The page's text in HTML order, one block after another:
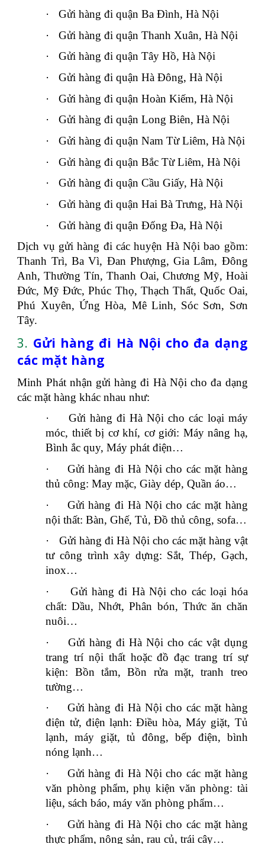
·
Gửi hàng đi quận Ba Đình, Hà Nội
·
Gửi hàng đi quận Thanh Xuân, Hà Nội
·
Gửi hàng đi quận Tây Hồ, Hà Nội
·
Gửi hàng đi quận Hà Đông, Hà Nội
·
Gửi hàng đi quận Hoàn Kiếm, Hà Nội
·
Gửi hàng đi quận Long Biên, Hà Nội
·
Gửi hàng đi quận Nam Từ Liêm, Hà Nội
·
Gửi hàng đi quận Bắc Từ Liêm, Hà Nội
·
Gửi hàng đi quận Cầu Giấy, Hà Nội
·
Gửi hàng đi quận Hai Bà Trưng, Hà Nội
·
Gửi hàng đi quận Đống Đa, Hà Nội
Dịch vụ gửi hàng đi các huyện Hà Nội bao gồm:
Thanh Trì, Ba Vì, Đan Phượng, Gia Lâm, Đông
Anh, Thường Tín, Thanh Oai, Chương Mỹ, Hoài
Đức, Mỹ Đức, Phúc Thọ, Thạch Thất, Quốc Oai,
Phú Xuyên, Ứng Hòa, Mê Linh, Sóc Sơn, Sơn
Tây.
3. Gửi hàng đi Hà Nội cho đa dạng
các mặt hàng
Minh Phát nhận gửi hàng đi Hà Nội cho đa dạng
các mặt hàng khác nhau như:
·
Gửi hàng đi Hà Nội cho các loại máy
móc, thiết bị cơ khí, cơ giới: Máy nâng hạ,
Bình ắc quy, Máy phát điện…
·
Gửi hàng đi Hà Nội cho các mặt hàng
thủ công: May mặc, Giày dép, Quần áo…
·
Gửi hàng đi Hà Nội cho các mặt hàng
nội thất: Bàn, Ghế, Tủ, Đồ thủ công, sofa…
·
Gửi hàng đi Hà Nội cho các mặt hàng vật
tư công trình xây dựng: Sắt, Thép, Gạch,
inox…
·
Gửi hàng đi Hà Nội cho các loại hóa
chất: Dầu, Nhớt, Phân bón, Thức ăn chăn
nuôi…
·
Gửi hàng đi Hà Nội cho các vật dụng
trang trí nội thất hoặc đồ đạc trang trí sự
kiện: Bồn tắm, Bồn rửa mặt, tranh treo
tường…
·
Gửi hàng đi Hà Nội cho các mặt hàng
điện tử, điện lạnh: Điều hòa, Máy giặt, Tủ
lạnh, máy giặt, tủ đông, bếp điện, bình
nóng lạnh…
·
Gửi hàng đi Hà Nội cho các mặt hàng
văn phòng phẩm, phụ kiện văn phòng: tài
liệu, sách báo, máy văn phòng phẩm…
·
Gửi hàng đi Hà Nội cho các mặt hàng
thực phẩm, nông sản, rau củ, trái cây…